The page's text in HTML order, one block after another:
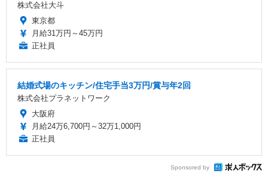
株式会社大斗
東京都
月給31万円～45万円
正社員
結婚式場のキッチン/住宅手当3万円/賞与年2回
株式会社プラネットワーク
大阪府
月給24万6,700円～32万1,000円
正社員
Sponsored by